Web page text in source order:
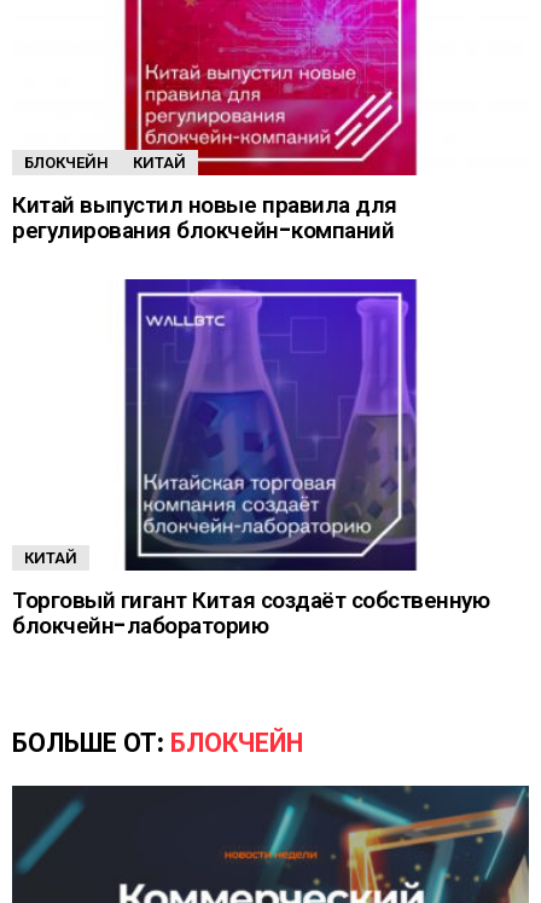
БЛОКЧЕЙН КИТАЙ
Китай выпустил новые правила для
регулирования блокчейн-компаний
КИТАЙ
Торговый гигант Китая создаёт собственную
блокчейн-лабораторию
БОЛЬШЕ ОТ: БЛОКЧЕЙН